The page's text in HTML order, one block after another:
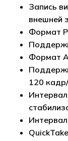
Запись
внешней
Формат
Формат
120